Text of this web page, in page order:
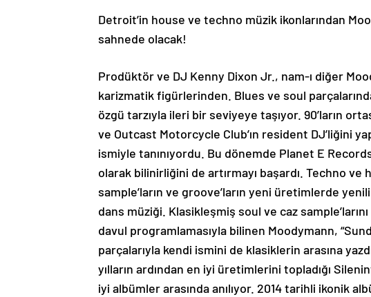
Detroit’in house ve techno müzik ikonlarından
sahnede olacak!
Prodüktör ve DJ Kenny Dixon Jr., nam-ı diğer
karizmatik figürlerinden. Blues ve soul
özgü tarzıyla ileri bir seviyeye taşıyor. 90’ların
ve Outcast Motorcycle Club’ın resident DJ’liğini
ismiyle tanınıyordu. Bu dönemde Planet E
olarak bilinirliğini de artırmayı başardı. Techno ve
sample’ların ve groove’ların yeni üretimlerde
dans müziği. Klasikleşmiş soul ve caz
davul programlamasıyla bilinen Moodymann,
parçalarıyla kendi ismini de klasiklerin arasına
yılların ardından en iyi üretimlerini topladığı
iyi albümler arasında anılıyor. 2014 tarihli ikonik